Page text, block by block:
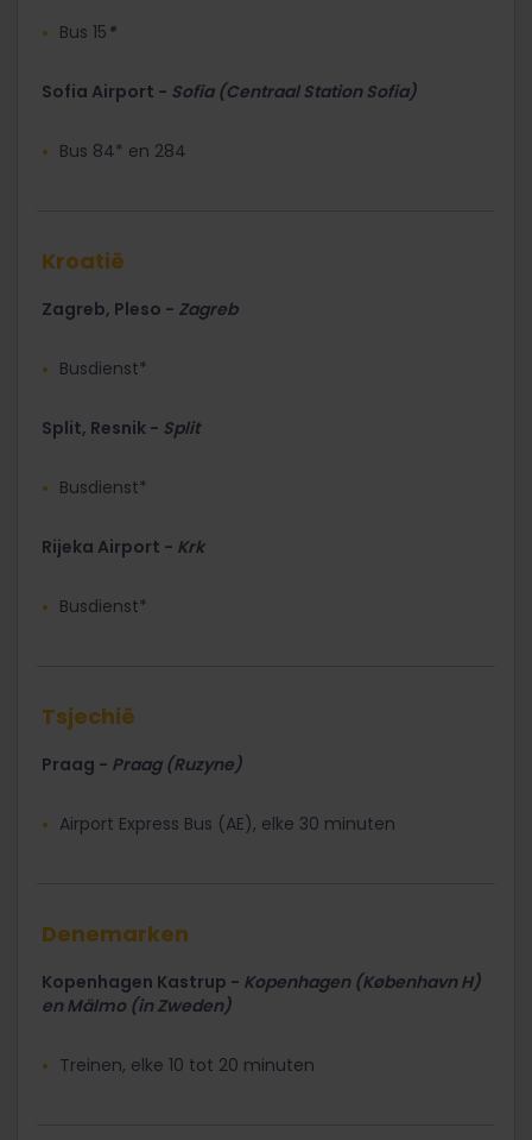
Bus 15 *
Sofia Airport - Sofia (Centraal Station Sofia)
Bus 84* en 284
Kroatië
Zagreb, Pleso - Zagreb
Busdienst*
Split, Resnik - Split
Busdienst*
Rijeka Airport - Krk
Busdienst*
Tsjechië
Praag - Praag (Ruzyne)
Airport Express Bus (AE), elke 30 minuten
Denemarken
Kopenhagen Kastrup - Kopenhagen (København H)
en Mälmo (in Zweden)
Treinen, elke 10 tot 20 minuten